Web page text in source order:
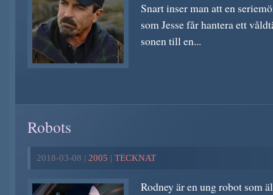
Snart inser man att en
som Jesse får hantera ett
sonen till en...
Robots
2018-03-08 | 2005 | TECKNAT
Rodney är en ung robot som